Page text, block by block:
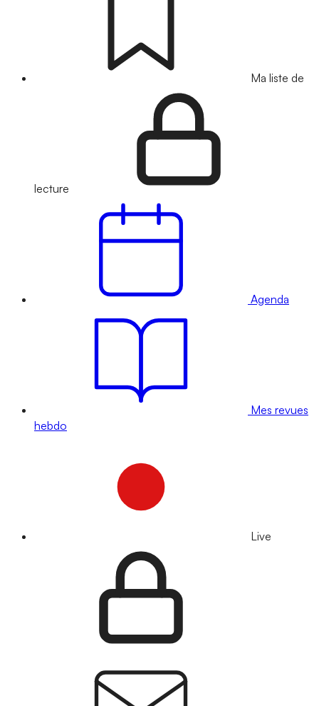
Ma liste de
lecture
Agenda
Mes revues
hebdo
Live